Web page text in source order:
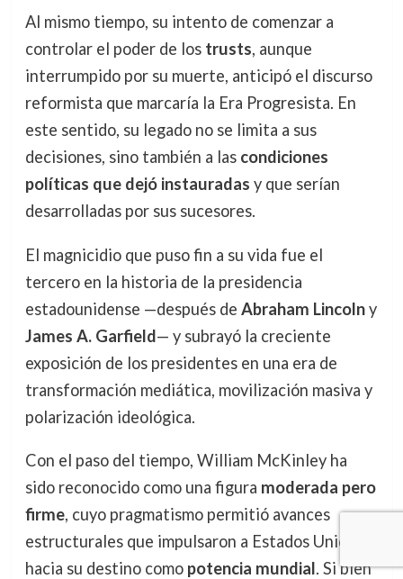
Al mismo tiempo, su intento de comenzar a
controlar el poder de los trusts, aunque
interrumpido por su muerte, anticipó el discurso
reformista que marcaría la Era Progresista. En
este sentido, su legado no se limita a sus
decisiones, sino también a las condiciones
políticas que dejó instauradas y que serían
desarrolladas por sus sucesores.
El magnicidio que puso fin a su vida fue el
tercero en la historia de la presidencia
estadounidense —después de Abraham Lincolny
James A. Garfield— y subrayó la creciente
exposición de los presidentes en una era de
transformación mediática, movilización masiva y
polarización ideológica.
Con el paso del tiempo, William McKinley ha
sido reconocido como una figura moderada pero
firme, cuyo pragmatismo permitió avances
estructurales que impulsaron a Estados Unidos
hacia su destino como potencia mundial. Si bien